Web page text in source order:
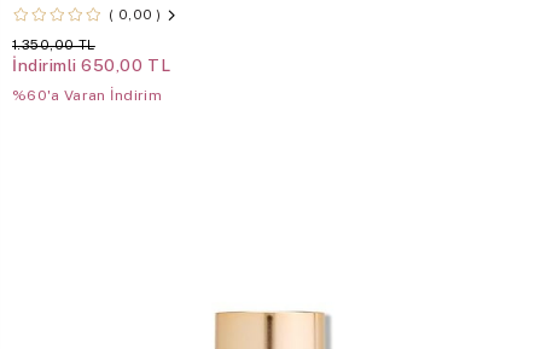
0,00
1.350,00 TL
İndirimli 650,00 TL
%60'a Varan İndirim